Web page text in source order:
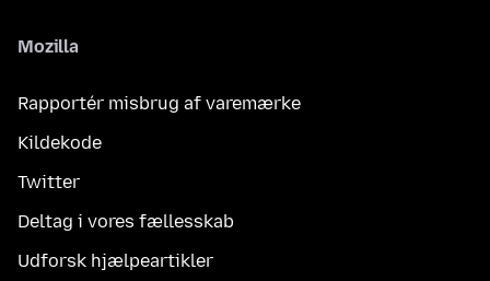
Mozilla
Rapportér misbrug af varemærke
Kildekode
Twitter
Deltag i vores fællesskab
Udforsk hjælpeartikler